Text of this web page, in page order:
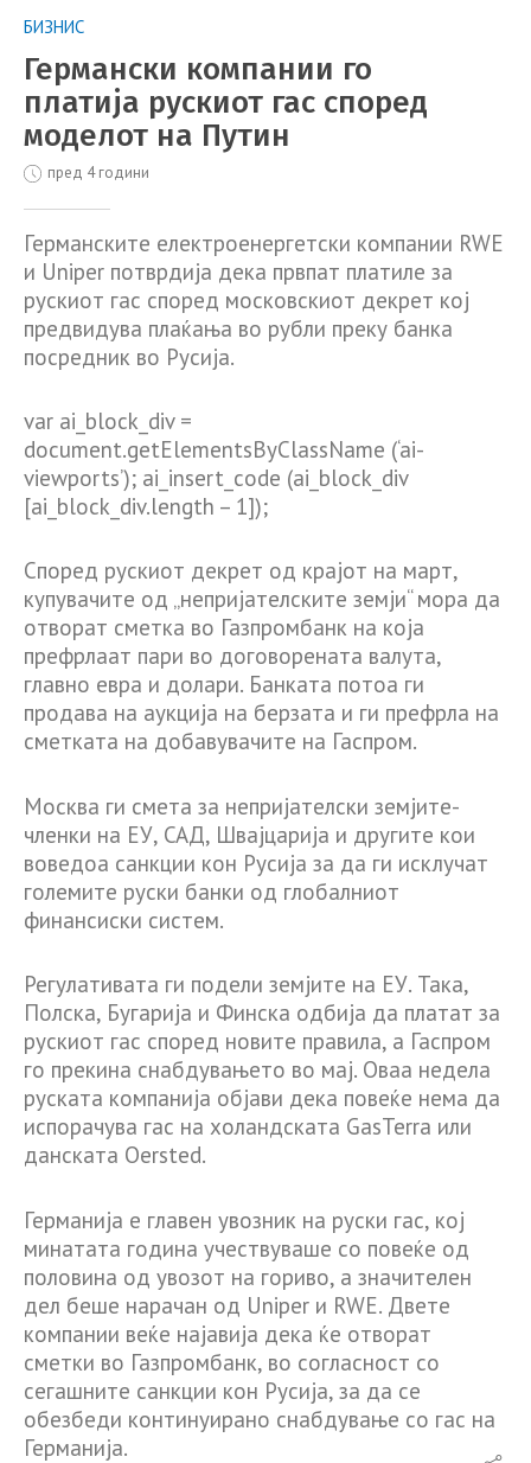
БИЗНИС
Германски компании го
платија рускиот гас според
моделот на Путин
пред 4 години
Германските електроенергетски компании RWE
и Uniper потврдија дека првпат платиле за
рускиот гас според московскиот декрет кој
предвидува плаќања во рубли преку банка
посредник во Русија.
var ai_block_div =
document.getElementsByClassName (‘ai-
viewports’); ai_insert_code (ai_block_div
[ai_block_div.length – 1]);
Според рускиот декрет од крајот на март,
купувачите од „непријателските земји“ мора да
отворат сметка во Газпромбанк на која
префрлаат пари во договорената валута,
главно евра и долари. Банката потоа ги
продава на аукција на берзата и ги префрла на
сметката на добавувачите на Гаспром.
Москва ги смета за непријателски земјите-
членки на ЕУ, САД, Швајцарија и другите кои
воведоа санкции кон Русија за да ги исклучат
големите руски банки од глобалниот
финансиски систем.
Регулативата ги подели земјите на ЕУ. Така,
Полска, Бугарија и Финска одбија да платат за
рускиот гас според новите правила, а Гаспром
го прекина снабдувањето во мај. Оваа недела
руската компанија објави дека повеќе нема да
испорачува гас на холандската GasTerra или
данската Oersted.
Германија е главен увозник на руски гас, кој
минатата година учествуваше со повеќе од
половина од увозот на гориво, а значителен
дел беше нарачан од Uniper и RWE. Двете
компании веќе најавија дека ќе отворат
сметки во Газпромбанк, во согласност со
сегашните санкции кон Русија, за да се
обезбеди континуирано снабдување со гас на
Германија.